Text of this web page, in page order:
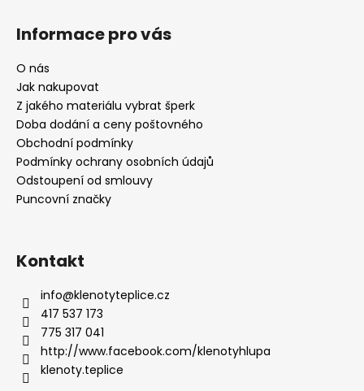
Informace pro vás
O nás
Jak nakupovat
Z jakého materiálu vybrat šperk
Doba dodání a ceny poštovného
Obchodní podmínky
Podmínky ochrany osobních údajů
Odstoupení od smlouvy
Puncovní značky
Kontakt
info@klenotyteplice.cz
417 537 173
775 317 041
http://www.facebook.com/klenotyhlupa
klenoty.teplice